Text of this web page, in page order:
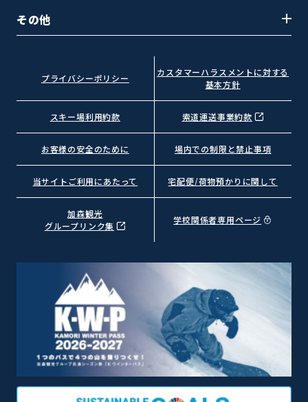
その他
プライバシーポリシー
カスタマーハラスメントに対する
基本方針
スキー場利用約款 索道運送事業約款
お客様の安全のために 場内での制限と禁止事項
当サイトご利用にあたって 宅配便/荷物預かりに関して
加森観光
グループリンク集
学校関係者専用ページ